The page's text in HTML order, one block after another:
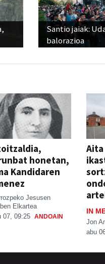
Santio jaiak:
balorazioa
honetan,
Kandidaren
Jesusen
Elkartea
07, 09:25 ANDOAIN
IN
Jon
abu